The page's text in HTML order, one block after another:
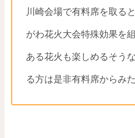
川崎会場で有料席を取る
がわ花火大会特殊効果を
ある花火も楽しめるそう
る方は是非有料席からみ